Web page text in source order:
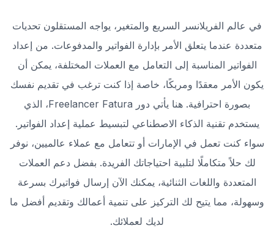
في عالم الفريلانسر السريع والمتغير، يواجه المستقلون تحديات
متعددة عندما يتعلق الأمر بإدارة الفواتير والمدفوعات. من إعداد
الفواتير المناسبة إلى التعامل مع العملات المختلفة، يمكن أن
يكون الأمر معقدًا ومربكًا، خاصة إذا كنت ترغب في تقديم نفسك
بصورة احترافية. هنا يأتي دور Freelancer Fatura، الذي
يستخدم تقنية الذكاء الاصطناعي لتبسيط عملية إعداد الفواتير.
سواء كنت تعمل في الإمارات أو تتعامل مع عملاء عالميين، نوفر
لك حلاً متكاملًا لتلبية احتياجاتك الفريدة. بفضل دعم العملات
المتعددة واللغات الثنائية، يمكنك الآن إرسال فواتيرك بسرعة
وسهولة، مما يتيح لك التركيز على تنمية أعمالك وتقديم أفضل ما
لديك لعملائك.